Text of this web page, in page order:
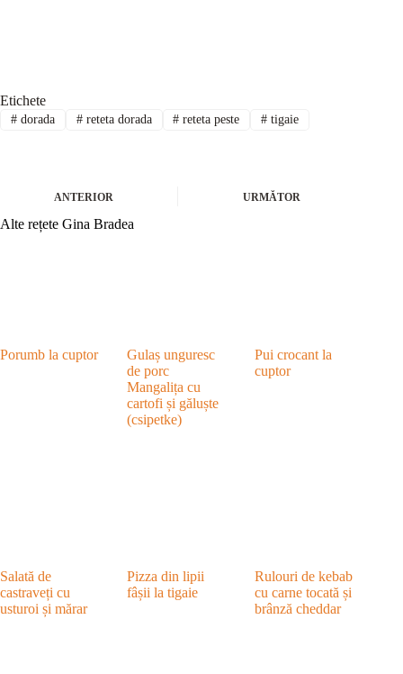
Etichete
#dorada #reteta dorada # reteta peste # tigaie
ANTERIOR URMĂTOR
Alte rețete Gina Bradea
Porumb la cuptor
Gulaș unguresc
de porc
Mangalița cu
cartofi și găluște
(csipetke)
Pui crocant la
cuptor
Salată de
castraveți cu
usturoi și mărar
Pizza din lipii
fâșii la tigaie
Rulouri de kebab
cu carne tocată și
brânză cheddar